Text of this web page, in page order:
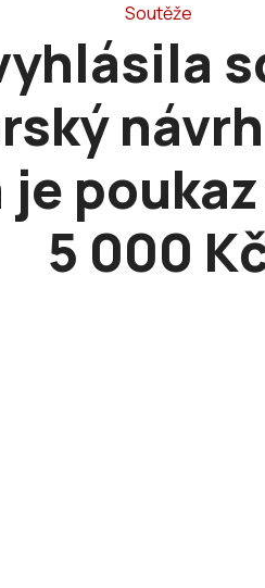
Soutěže
je
5 000